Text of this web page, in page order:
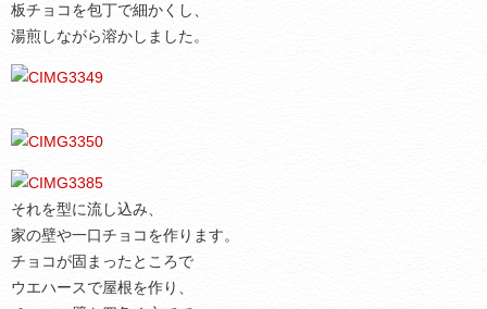
板チョコを包丁で細かくし、
湯煎しながら溶かしました。
それを型に流し込み、
家の壁や一口チョコを作ります。
チョコが固まったところで
ウエハースで屋根を作り、